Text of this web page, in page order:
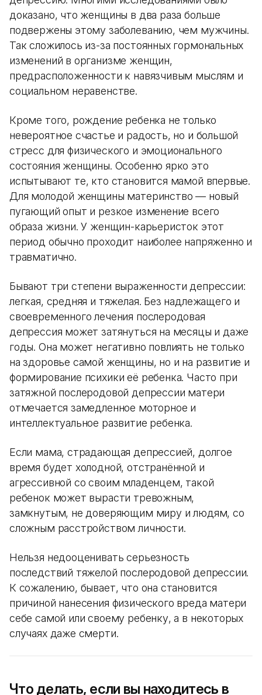
доказано, что женщины в два раза больше
подвержены этому заболеванию, чем мужчины.
Так сложилось из-за постоянных гормональных
изменений в организме женщин,
предрасположенности к навязчивым мыслям и
социальном неравенстве.
Кроме того, рождение ребенка не только
невероятное счастье и радость, но и большой
стресс для физического и эмоционального
состояния женщины. Особенно ярко это
испытывают те, кто становится мамой впервые.
Для молодой женщины материнство — новый
пугающий опыт и резкое изменение всего
образа жизни. У женщин-карьеристок этот
период обычно проходит наиболее напряженно и
травматично.
Бывают три степени выраженности депрессии:
легкая, средняя и тяжелая. Без надлежащего и
своевременного лечения послеродовая
депрессия может затянуться на месяцы и даже
годы. Она может негативно повлиять не только
на здоровье самой женщины, но и на развитие и
формирование психики её ребенка. Часто при
затяжной послеродовой депрессии матери
отмечается замедленное моторное и
интеллектуальное развитие ребенка.
Если мама, страдающая депрессией, долгое
время будет холодной, отстранённой и
агрессивной со своим младенцем, такой
ребенок может вырасти тревожным,
замкнутым, не доверяющим миру и людям, со
сложным расстройством личности.
Нельзя недооценивать серьезность
последствий тяжелой послеродовой депрессии.
К сожалению, бывает, что она становится
причиной нанесения физического вреда матери
себе самой или своему ребенку, а в некоторых
случаях даже смерти.
Что делать, если вы находитесь в